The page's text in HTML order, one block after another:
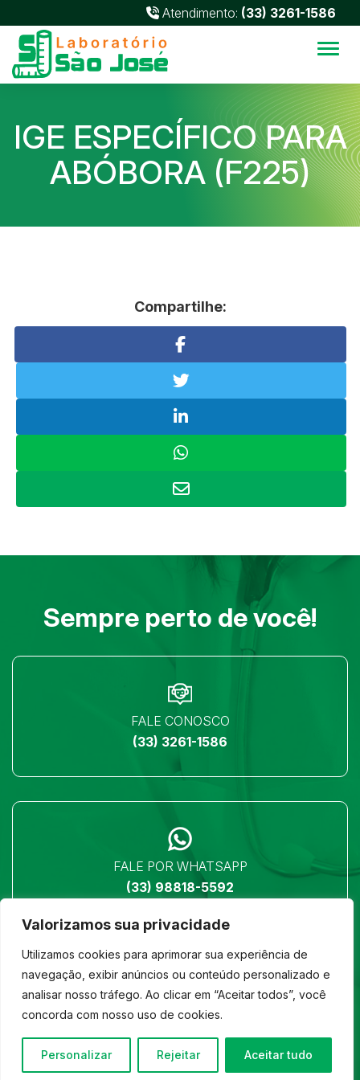
Valorizamos sua privacidade
Utilizamos cookies para aprimorar sua experiência de
navegação, exibir anúncios ou conteúdo personalizado e
analisar nosso tráfego. Ao clicar em “Aceitar todos”, você
concorda com nosso uso de cookies.
Personalizar Rejeitar Aceitar tudo
Atendimento: (33) 3261-1586
IGE ESPECÍFICO PARA
ABÓBORA (F225)
Compartilhe:
Sempre perto de você!
FALE CONOSCO
(33) 3261-1586
FALE POR WHATSAPP
(33) 98818-5592
LOCALIZAÇÃO